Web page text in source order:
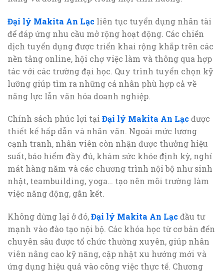
Đại lý Makita An Lạc liên tục tuyển dụng nhân tài
để đáp ứng nhu cầu mở rộng hoạt động. Các chiến
dịch tuyển dụng được triển khai rộng khắp trên các
nền tảng online, hội chợ việc làm và thông qua hợp
tác với các trường đại học. Quy trình tuyển chọn kỹ
lưỡng giúp tìm ra những cá nhân phù hợp cả về
năng lực lẫn văn hóa doanh nghiệp.
Chính sách phúc lợi tại Đại lý Makita An Lạc được
thiết kế hấp dẫn và nhân văn. Ngoài mức lương
cạnh tranh, nhân viên còn nhận được thưởng hiệu
suất, bảo hiểm đầy đủ, khám sức khỏe định kỳ, nghỉ
mát hàng năm và các chương trình nội bộ như sinh
nhật, teambuilding, yoga… tạo nên môi trường làm
việc năng động, gắn kết.
Không dừng lại ở đó,Đại lý Makita An Lạc đầu tư
mạnh vào đào tạo nội bộ. Các khóa học từ cơ bản đến
chuyên sâu được tổ chức thường xuyên, giúp nhân
viên nâng cao kỹ năng, cập nhật xu hướng mới và
ứng dụng hiệu quả vào công việc thực tế. Chương